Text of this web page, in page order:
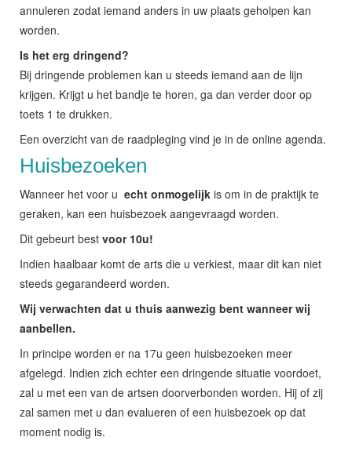
annuleren zodat iemand anders in uw plaats geholpen kan
worden.
Is het erg dringend?
Bij dringende problemen kan u steeds iemand aan de lijn
krijgen. Krijgt u het bandje te horen, ga dan verder door op
toets 1 te drukken.
Een overzicht van de raadpleging vind je in de online agenda.
Huisbezoeken
Wanneer het voor u echt onmogelijk is om in de praktijk te
geraken, kan een huisbezoek aangevraagd worden.
Dit gebeurt best voor 10u!
Indien haalbaar komt de arts die u verkiest, maar dit kan niet
steeds gegarandeerd worden.
Wij verwachten dat u thuis aanwezig bent wanneer wij
aanbellen.
In principe worden er na 17u geen huisbezoeken meer
afgelegd. Indien zich echter een dringende situatie voordoet,
zal u met een van de artsen doorverbonden worden. Hij of zij
zal samen met u dan evalueren of een huisbezoek op dat
moment nodig is.